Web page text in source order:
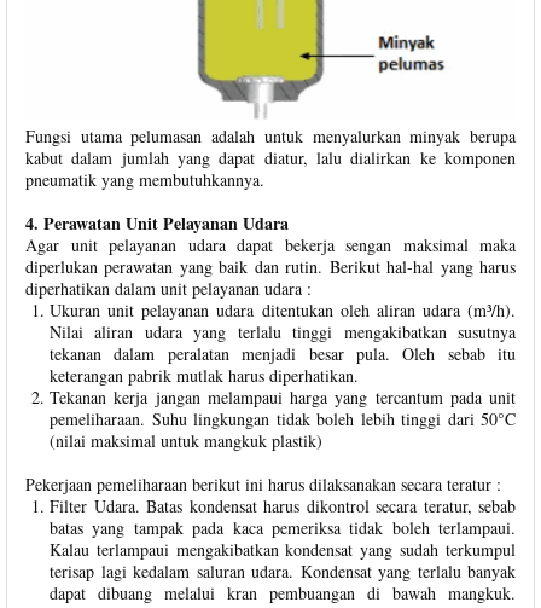
Fungsi utama pelumasan adalah untuk menyalurkan minyak berupa
kabut dalam jumlah yang dapat diatur, lalu dialirkan ke komponen
pneumatik yang membutuhkannya.
4. Perawatan Unit Pelayanan Udara
Agar unit pelayanan udara dapat bekerja sengan maksimal maka
diperlukan perawatan yang baik dan rutin. Berikut hal-hal yang harus
diperhatikan dalam unit pelayanan udara :
Ukuran unit pelayanan udara ditentukan oleh aliran udara (m³/h).
Nilai aliran udara yang terlalu tinggi mengakibatkan susutnya
tekanan dalam peralatan menjadi besar pula. Oleh sebab itu
keterangan pabrik mutlak harus diperhatikan.
Tekanan kerja jangan melampaui harga yang tercantum pada unit
pemeliharaan. Suhu lingkungan tidak boleh lebih tinggi dari 50°C
(nilai maksimal untuk mangkuk plastik)
Pekerjaan pemeliharaan berikut ini harus dilaksanakan secara teratur :
Filter Udara. Batas kondensat harus dikontrol secara teratur, sebab
batas yang tampak pada kaca pemeriksa tidak boleh terlampaui.
Kalau terlampaui mengakibatkan kondensat yang sudah terkumpul
terisap lagi kedalam saluran udara. Kondensat yang terlalu banyak
dapat dibuang melalui kran pembuangan di bawah mangkuk.